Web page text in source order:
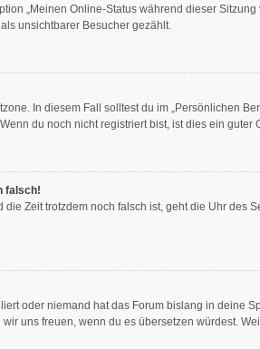
„Meinen Online-Status während dieser
unsichtbarer Besucher gezählt.
In diesem Fall solltest du im „Persönlichen
du noch nicht registriert bist, ist dies ein guter
falsch!
Zeit trotzdem noch falsch ist, geht die Uhr des
oder niemand hat das Forum bislang in deine
uns freuen, wenn du es übersetzen würdest.